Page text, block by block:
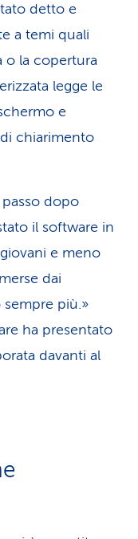
detto e
a temi quali
o la copertura
legge le
e
chiarimento
dopo
il software in
e meno
dai
più.»
ha presentato
davanti al